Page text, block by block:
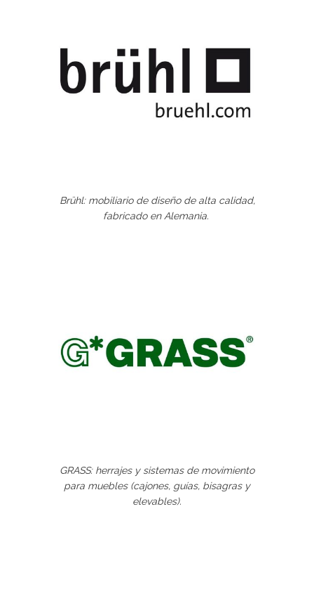
Brühl: mobiliario de diseño de alta calidad,
fabricado en Alemania.
GRASS: herrajes y sistemas de movimiento
para muebles (cajones, guías, bisagras y
elevables).